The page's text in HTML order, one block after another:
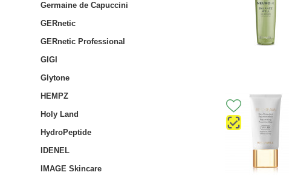
Germaine de Capuccini
GERnetic
GERnetic Professional
GIGI
Glytone
HEMPZ
Holy Land
HydroPeptide
IDENEL
IMAGE Skincare